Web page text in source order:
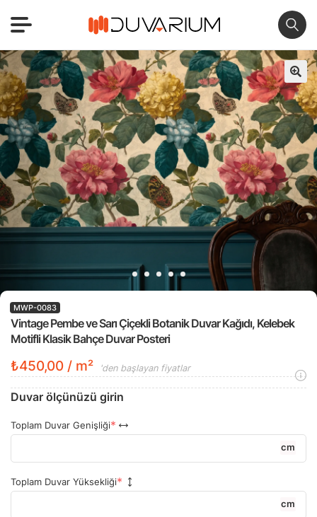
🔍
Vintage Pembe ve Sarı Çiçekli Botanik Duvar Kağıdı, Kelebek
Motifli Klasik Bahçe Duvar Posteri
MWP-0083
₺450,00 / m² 'den başlayan fiyatlar
Duvar ölçünüzü girin
Toplam Duvar Genişliği
cm
Toplam Duvar Yüksekliği
cm